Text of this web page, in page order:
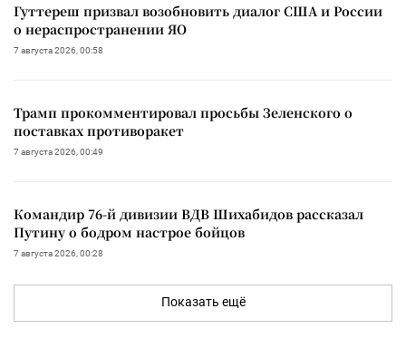
Гуттереш призвал возобновить диалог США и России
о нераспространении ЯО
7 августа 2026, 00:58
Трамп прокомментировал просьбы Зеленского о
поставках противоракет
7 августа 2026, 00:49
Командир 76-й дивизии ВДВ Шихабидов рассказал
Путину о бодром настрое бойцов
7 августа 2026, 00:28
Показать ещё